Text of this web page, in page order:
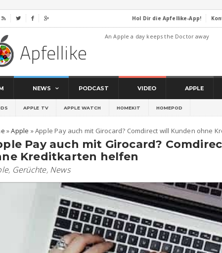
    Hol Dir die Apfellike-App!
An Apple a day keeps the Doctor away
NEWS PODCAST VIDEO APPLE
APPLE TV APPLE WATCH HOMEKIT HOMEPOD
»Apple »Apple Pay auch mit Girocard? Comdirect will Kunden ohne
Pay auch mit Girocard?
Kreditkarten helfen
, Gerüchte, News